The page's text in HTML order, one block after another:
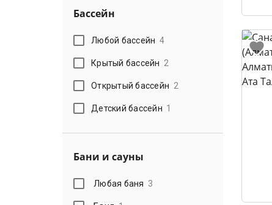
Бассейн
Любой бассейн 4
Крытый бассейн 2
Открытый бассейн 2
Детский бассейн 1
Бани и сауны
Любая баня 3